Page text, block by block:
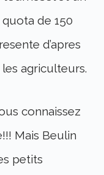
quota de 150
d’apres
agriculteurs.
connaissez
Mais Beulin
petits